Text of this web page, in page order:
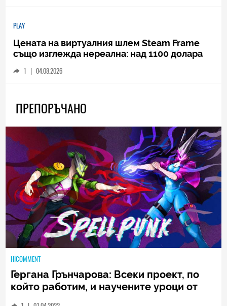
PLAY
Цената на виртуалния шлем Steam Frame
също изглежда нереална: над 1100 долара
1 | 04.08.2026
ПРЕПОРЪЧАНО
HICOMMENT
Гергана Грънчарова: Всеки проект, по
който работим, и научените уроци от